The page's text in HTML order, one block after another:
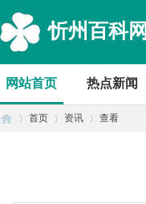
忻州百科网
网站首页 热点新闻
首页 资讯 查看